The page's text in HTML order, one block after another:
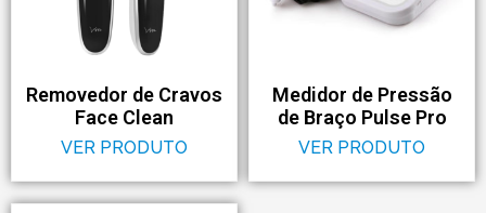
Removedor de Cravos
Face Clean
VER PRODUTO
Medidor de Pressão
de Braço Pulse Pro
VER PRODUTO